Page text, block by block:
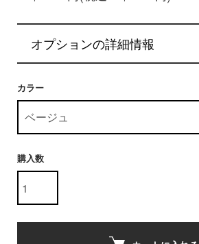
オプションの詳細情報
カラー
購入数